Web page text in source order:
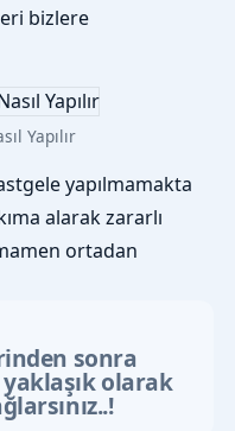
bizlere
Yapılır
yapılmamakta
alarak zararlı
ortadan
sonra
olarak